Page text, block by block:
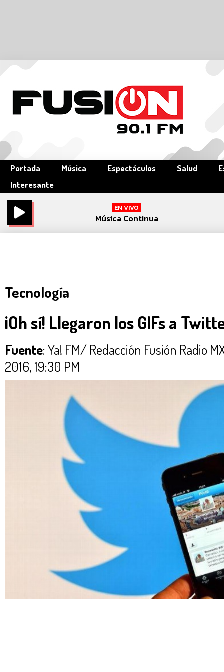
Portada Música Espectáculos Salud
Interesante
EN VIVO
Música Continua
Tecnología
¡Oh sí! Llegaron los GIFs a
Fuente: Ya! FM/ Redacción Fusión Radio
2016, 19:30 PM